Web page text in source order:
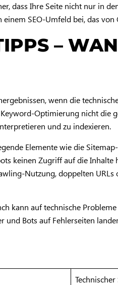
dass Ihre Seite nicht nur in
SEO-Umfeld bei, das
–
wenn die
Optimierung nicht die
und zu indexieren.
Elemente wie die
keinen Zugriff auf die
Nutzung, doppelten
kann auf technische
Bots auf Fehlerseiten